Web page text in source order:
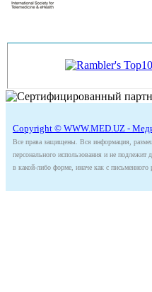
Copyright © WWW.MED.UZ -
Все права защищены. Вся информация,
персонального использования и не
в какой-либо форме, иначе как с письменного